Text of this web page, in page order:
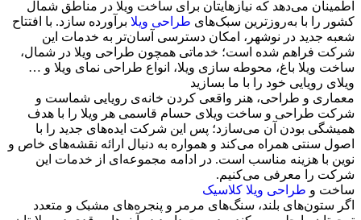
اطمینان می‌دهد که نیازهایتان برای ساخت ویلا در مناطق شمال
کشور را با به‌روزترین سبک‌های طراحی ویلا برآورده سازد. با افتتاح
شعبه جدید در نوشهر، امکان دسترسی آسان‌تر به خدمات این
شرکت فراهم شده است؛ خدماتی همچون طراحی ویلا در شمال،
ساخت ویلا باغ، محوطه سازی ویلا، انواع طراحی نمای ویلا و …
ویلای رویایی خود را با ما بسازید
معماری و طراحی، هنر واقعی کردن خانه‌ی رویایی شماست و
شرکت طراحی و ساخت ویلای حسام قاسمی هر ویلا را با هدف
همیشگی بودن آن می‌سازد؛ پس این شرکت ایده‌های جدید را با
اصول سنتی همراه می‌کند و همواره به دنبال ارائه نقشه‌های خاص و
نوین با هزینه مناسب است. در ادامه مجموعه‌ای از خدمات این
شرکت را معرفی می‌کنیم.
ساخت و طراحی ویلا کلاسیک
اگر ستون‌های بلند، سنگ‌های مرمر و پنجره‌های مشبک و متعدد